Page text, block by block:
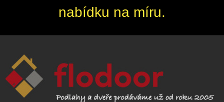
nabídku na míru.